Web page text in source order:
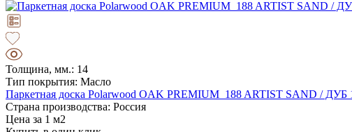
Толщина, мм.: 14
Тип покрытия: Масло
Паркетная доска Polarwood OAK PREMIUM 188 ARTIST SAND
Страна производства: Россия
Цена за 1 м2